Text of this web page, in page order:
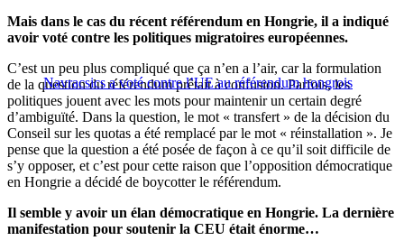
Mais dans le cas du récent référendum en Hongrie, il a indiqué
avoir voté contre les politiques migratoires européennes.
Navracsics a voté contre l’UE au référendum hongrois
C’est un peu plus compliqué que ça n’en a l’air, car la formulation
de la question du référendum prêtait à confusion. Parfois, les
politiques jouent avec les mots pour maintenir un certain degré
d’ambiguïté. Dans la question, le mot « transfert » de la décision du
Conseil sur les quotas a été remplacé par le mot « réinstallation ». Je
pense que la question a été posée de façon à ce qu’il soit difficile de
s’y opposer, et c’est pour cette raison que l’opposition démocratique
en Hongrie a décidé de boycotter le référendum.
Il semble y avoir un élan démocratique en Hongrie. La dernière
manifestation pour soutenir la CEU était énorme…